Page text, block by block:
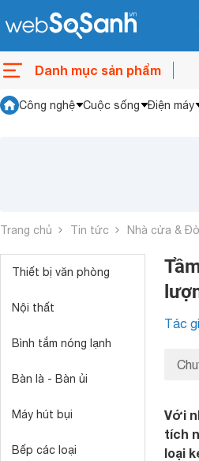
Danh mục sản phẩm
Công nghệ Cuộc sống Điện máy
Trang chủ Tin tức Nhà cửa &
Thiết bị văn phòng
Nội thất
Bình tắm nóng lạnh
Bàn là - Bàn ủi
Máy hút bụi
Bếp các loại
Tác
Với
tích
loại